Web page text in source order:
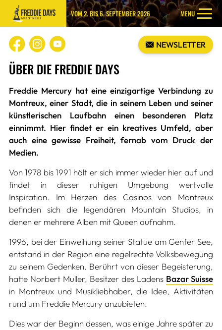
VOM 2. BIS 6. SEPTEMBER 2026 MENU
NEWSLETTER
ÜBER DIE FREDDIE DAYS
Freddie Mercury hat eine einzigartige Verbindung zu
Montreux, einer Stadt, die in seinem Leben und seiner
künstlerischen Laufbahn einen besonderen Platz
einnimmt. Hier findet er ein kreatives Umfeld, aber
auch eine gewisse Freiheit, fernab vom Druck der
Medien.
Von 1978 bis 1991 hält er sich immer wieder hier auf und
findet in dieser ruhigen Umgebung wertvolle
Inspiration. Im Herzen des Casinos von Montreux
befinden sich die legendären Mountain Studios, in
denen er mehrere Alben mit Queen aufnahm.
1996, bei der Einweihung seiner Statue am Genfer See,
entstand in der Region eine regelrechte Volksbewegung
zu seinem Gedenken. Berührt von dieser Begeisterung,
hatte Norbert Muller, Besitzer des Ladens Bazar Suisse
in Montreux und Musikliebhaber, die Idee, Aktivitäten
rund um Freddie Mercury anzubieten.
Dies war der Beginn dessen, was einige Jahre später zu